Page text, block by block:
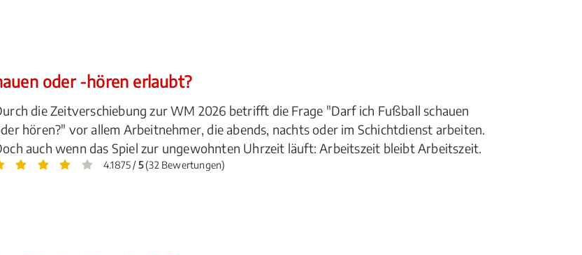
oder -hören erlaubt?
die Zeitverschiebung zur WM 2026 betrifft die Frage "Darf ich Fußball schauen
hören?" vor allem Arbeitnehmer, die abends, nachts oder im Schichtdienst arbeiten.
auch wenn das Spiel zur ungewohnten Uhrzeit läuft: Arbeitszeit bleibt Arbeitszeit.
4.1875 / 5(32 Bewertungen)